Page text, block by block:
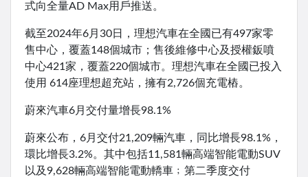
式向全量AD Max用戶推送。
截至2024年6月30日，理想汽車在全國已有497家零
售中心，覆蓋148個城市；售後維修中心及授權鈑噴
中心421家，覆蓋220個城市。理想汽車在全國已投入
使用 614座理想超充站，擁有2,726個充電樁。
蔚來汽車6月交付量增長98.1%
蔚來公布，6月交付21,209輛汽車，同比增長98.1%，
環比增長3.2%。其中包括11,581輛高端智能電動SUV
以及9,628輛高端智能電動轎車﹔第二季度交付